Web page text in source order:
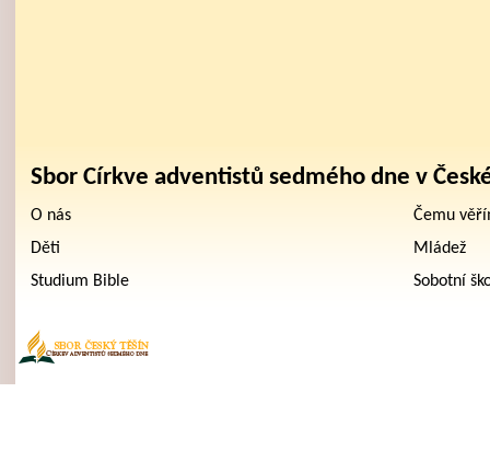
Sbor Církve adventistů sedmého dne v
O nás
Čemu
Děti
Mládež
Studium Bible
Sobotní